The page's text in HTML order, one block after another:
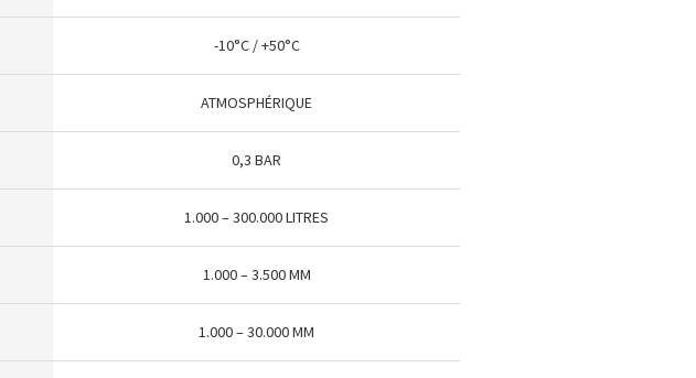
-10°C / +50°C
ATMOSPHÉRIQUE
0,3 BAR
1.000 – 300.000 LITRES
1.000 – 3.500 MM
1.000 – 30.000 MM